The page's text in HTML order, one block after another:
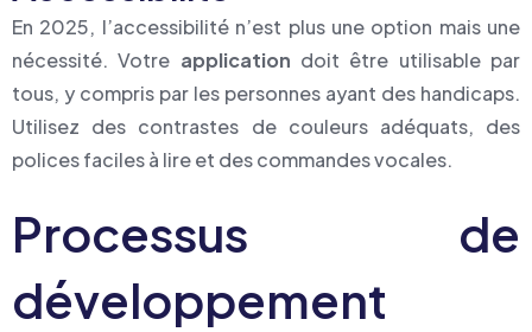
En 2025, l’accessibilité n’est plus une option mais une
nécessité. Votre application doit être utilisable par
tous, y compris par les personnes ayant des handicaps.
Utilisez des contrastes de couleurs adéquats, des
polices faciles à lire et des commandes vocales.
Processus de
développement